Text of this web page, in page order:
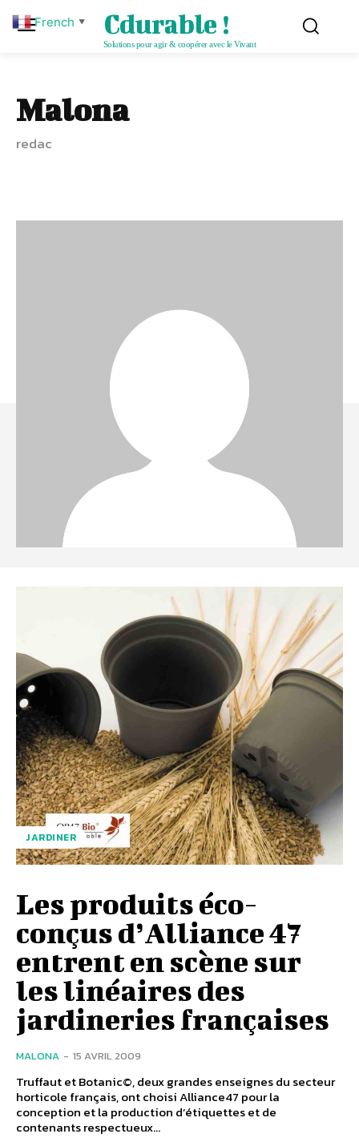
Cdurable !
Solutions pour agir & coopérer avec le Vivant
Malona
redac
JARDINER
Les produits éco-
conçus d’Alliance 47
entrent en scène sur
les linéaires des
jardineries françaises
MALONA - 15 AVRIL 2009
Truffaut et Botanic©, deux grandes enseignes du secteur
horticole français, ont choisi Alliance47 pour la
conception et la production d’étiquettes et de
contenants respectueux...
French ▼